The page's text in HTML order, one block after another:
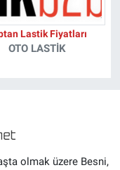
Lastik Fiyatları
OTO LASTIK
olmak üzere Besni,